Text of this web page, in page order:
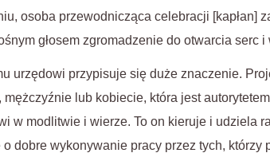
osoba przewodnicząca celebracji [kapłan]
głosem zgromadzenie do otwarcia serc
urzędowi przypisuje się duże znaczenie.
mężczyźnie lub kobiecie, która jest
w modlitwie i wierze. To on kieruje i udziela
dobre wykonywanie pracy przez tych, którzy